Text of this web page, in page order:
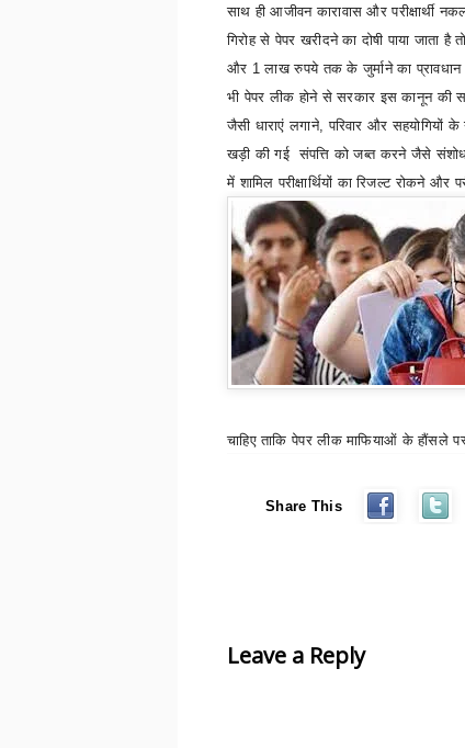
साथ ही आजीवन कारावास और परीक्षार्थी
गिरोह से पेपर खरीदने का दोषी पाया जाता
और 1 लाख रुपये तक के जुर्माने का प्रावधान
भी पेपर लीक होने से सरकार इस कानून की
जैसी धाराएं लगाने,परिवार और सहयोगियों
खड़ी की गई संपत्ति को जब्त करने जैसे
में शामिल परीक्षार्थियों का रिजल्ट रोकने और
चाहिए ताकि पेपर लीक माफियाओं के हौंसले
Share This
Leave a Reply